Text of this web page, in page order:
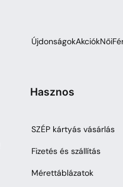
ÚjdonságokAkciókNői
Hasznos
SZÉP kártyás vásárlás
Fizetés és szállítás
Mérettáblázatok